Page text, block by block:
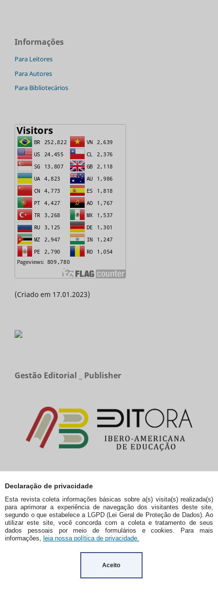
Declaração de privacidade
Esta revista coleta informações básicas sobre a(s) visita(s) realizada(s)
para aprimorar a experiência de navegação dos visitantes deste site,
segundo o que estabelece a LGPD (Lei Geral de Proteção de Dados). Ao
utilizar este site, você concorda com a coleta e tratamento de seus
dados pessoais por meio de formulários e cookies. Para mais
informações, leia nossa política de privacidade.
Aceito
Informações
Para Leitores
Para Autores
Para Bibliotecários
(Criado em 17.01.2023)
Gestão Editorial _ Publisher
Edição Atual